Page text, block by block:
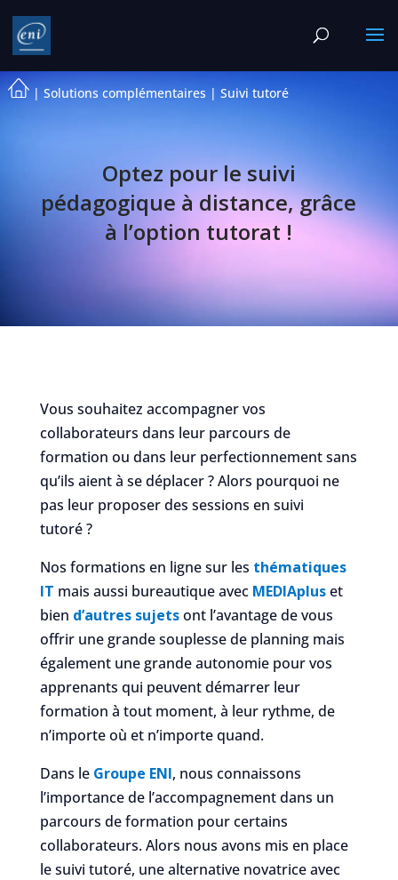
| Solutions complémentaires| Suivi tutoré
Optez pour le suivi
pédagogique à distance, grâce
à l’option tutorat !
Vous souhaitez accompagner vos
collaborateurs dans leur parcours de
formation ou dans leur perfectionnement sans
qu’ils aient à se déplacer ? Alors pourquoi ne
pas leur proposer des sessions en suivi
tutoré ?
Nos formations en ligne sur les thématiques
IT mais aussi bureautique avec MEDIApluset
bien d’autres sujetsont l’avantage de vous
offrir une grande souplesse de planning mais
également une grande autonomie pour vos
apprenants qui peuvent démarrer leur
formation à tout moment, à leur rythme, de
n’importe où et n’importe quand.
Dans le Groupe ENI, nous connaissons
l’importance de l’accompagnement dans un
parcours de formation pour certains
collaborateurs. Alors nous avons mis en place
le suivi tutoré, une alternative novatrice avec